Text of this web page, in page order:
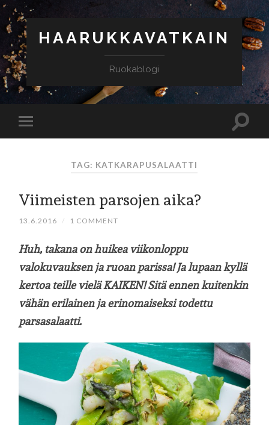
HAARUKKAVATKAIN
Ruokablogi
TAG: KATKARAPUSALAATTI
Viimeisten parsojen aika?
13.6.2016 / 1 COMMENT
Huh, takana on huikea viikonloppu
valokuvauksen ja ruoan parissa! Ja lupaan kyllä
kertoa teille vielä KAIKEN! Sitä ennen kuitenkin
vähän erilainen ja erinomaiseksi todettu
parsasalaatti.